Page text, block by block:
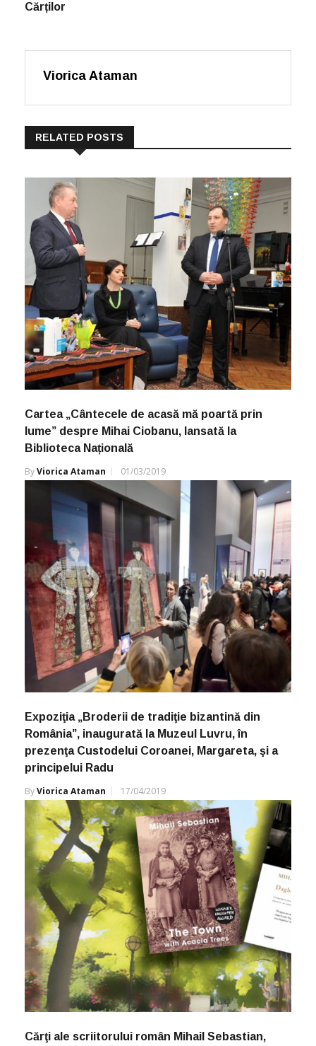
Cărților
Viorica Ataman
RELATED POSTS
Cartea „Cântecele de acasă mă poartă prin
lume” despre Mihai Ciobanu, lansată la
Biblioteca Națională
ByViorica Ataman 01/03/2019
Expoziţia „Broderii de tradiţie bizantină din
România”, inaugurată la Muzeul Luvru, în
prezenţa Custodelui Coroanei, Margareta, şi a
principelui Radu
ByViorica Ataman 17/04/2019
Cărţi ale scriitorului român Mihail Sebastian,